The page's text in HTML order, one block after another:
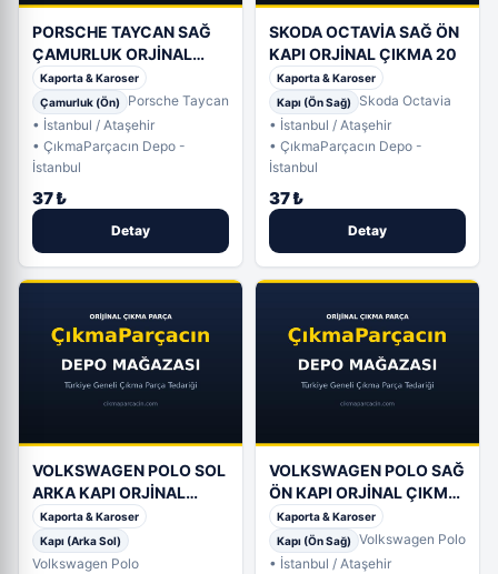
PORSCHE TAYCAN SAĞ
ÇAMURLUK ORJİNAL
ÇIKMA 2025
Kaporta & Karoser
Çamurluk (Ön)
Porsche Taycan
• İstanbul / Ataşehir
• ÇıkmaParçacın Depo -
İstanbul
37 ₺
Detay
SKODA OCTAVİA SAĞ ÖN
KAPI ORJİNAL ÇIKMA 20
Kaporta & Karoser
Kapı (Ön Sağ)
Skoda Octavia
• İstanbul / Ataşehir
• ÇıkmaParçacın Depo -
İstanbul
37 ₺
Detay
VOLKSWAGEN POLO SOL
ARKA KAPI ORJİNAL
ÇIKMA 17
Kaporta & Karoser
Kapı (Arka Sol)
Volkswagen Polo
VOLKSWAGEN POLO SAĞ
ÖN KAPI ORJİNAL ÇIKMA
(4. Adet)
Kaporta & Karoser
Kapı (Ön Sağ)
Volkswagen Polo
• İstanbul / Ataşehir